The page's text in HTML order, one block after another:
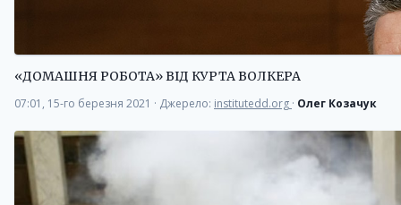
«ДОМАШНЯ РОБОТА» ВІД КУРТА ВОЛКЕРА
07:01, 15-го березня 2021 · Джерело: institutedd.org · Олег Козачук